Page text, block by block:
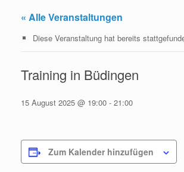
« Alle Veranstaltungen
Diese Veranstaltung hat bereits
Training in Büdingen
15 August 2025 @ 19:00 - 21:00
Zum Kalender hinzufügen